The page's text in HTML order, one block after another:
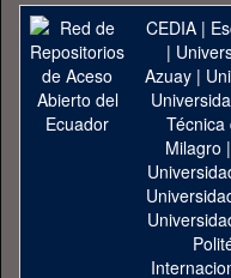
CEDIA|
|
Azuay|
Técnica
Milagro |